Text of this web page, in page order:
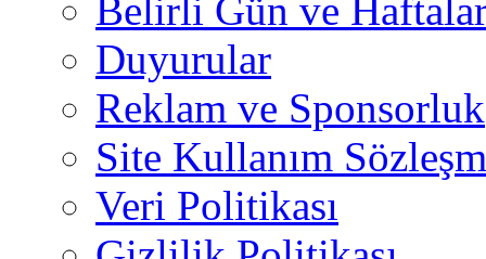
Belirli Gün ve
Duyurular
Reklam ve Sponsorluk
Site Kullanım
Veri Politikası